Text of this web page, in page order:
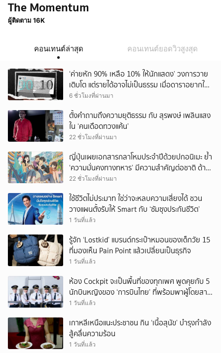
The Momentum
ผู้ติดตาม 16K
คอนเทนต์ล่าสุด คอนเทนต์ยอดวิวสูงสุด
‘ค่ายหัก 90% เหลือ 10% ให้นักแสดง’ วงการวาย
เติบโต แต่รายได้อาจไม่เป็นธรรม เมื่อดาราอยากให้มี
‘สัญญามาตรฐาน’
6 ชั่วโมงที่ผ่านมา
ตั้งคำถามถึงความยุติธรรม กับ สุรพงษ์ เพลินแสง
ใน ‘คนเดือดทวงแค้น’
22 ชั่วโมงที่ผ่านมา
ญี่ปุ่นเผยเอกสารกลาโหมประจำปีด้วยปกอนิเมะ ย้ำ
‘ความมั่นคงทางทหาร’ มีความสำคัญต่อชาติ ด้าน
จีนเตือน ขออย่าซ้ำรอยประวัติศาสตร์
22 ชั่วโมงที่ผ่านมา
ใช้ชีวิตไม่ประมาท ใช่ว่าจะหลบความเสี่ยงได้ ชวน
วางแผนตั้งรับให้ Smart กับ ‘ซัมซุงประกันชีวิต’
1 วันที่แล้ว
รู้จัก ‘Lostkid’ แบรนด์กระเป๋าหมอนของเด็กวัย 15
ที่มองเห็น Pain Point แล้วเปลี่ยนเป็นธุรกิจ
1 วันที่แล้ว
ห้อง Cockpit จะเป็นพื้นที่ของทุกเพศ พูดคุยกับ 5
นักบินหญิงของ ‘การบินไทย’ ที่พร้อมพาผู้โดยสาร
บินไปทั่วโลก
1 วันที่แล้ว
เกาหลีเหนือแนะประชาชน กิน ‘เนื้อสุนัข’ บำรุงกำลัง
สู้คลื่นความร้อน
1 วันที่แล้ว